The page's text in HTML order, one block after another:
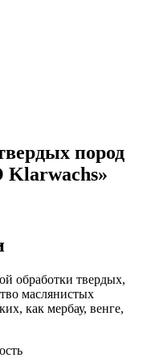
пород
Klarwachs»
обработки твердых,
маслянистых
как мербау, венге,